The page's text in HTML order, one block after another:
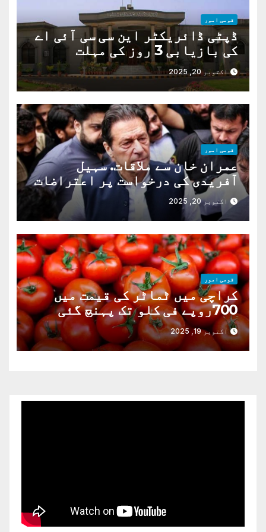
قومی امور
ڈپٹی ڈائریکٹر این سی سی آئی اے
کی بازیابی 3 روز کی مہلت
اکتوبر 20, 2025
قومی امور
عمران خان سے ملاقات. سہیل
آفریدی کی درخواست پر اعتراضات
دوراکتوبر 20, 2025
قومی امور
کراچی میں ٹماٹر کی قیمت میں
700روپے فی کلو تک پہنچ گئی
اکتوبر 19, 2025